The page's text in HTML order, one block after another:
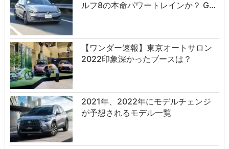
ルフ8の本命パワートレインか？ G…
【ワンダー速報】東京オートサロン
2022印象深かったブースは？
2021年、2022年にモデルチェンジ
が予想されるモデル一覧